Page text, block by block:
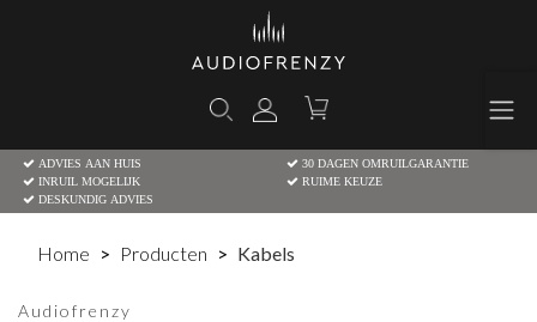
ADVIES AAN HUIS
30 DAGEN OMRUILGARANTIE
INRUIL MOGELIJK
RUIME KEUZE
DESKUNDIG ADVIES
Home Producten Kabels
Audiofrenzy